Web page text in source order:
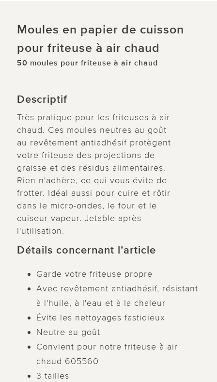
Moules en papier de cuisson
pour friteuse à air chaud
50 moules pour friteuse à air chaud
Descriptif
Très pratique pour les friteuses à air
chaud. Ces moules neutres au goût
au revêtement antiadhésif protègent
votre friteuse des projections de
graisse et des résidus alimentaires.
Rien n'adhère, ce qui vous évite de
frotter. Idéal aussi pour cuire et rôtir
dans le micro-ondes, le four et le
cuiseur vapeur. Jetable après
l'utilisation.
Détails concernant l’article
Garde votre friteuse propre
Avec revêtement antiadhésif, résistant
à l'huile, à l'eau et à la chaleur
Évite les nettoyages fastidieux
Neutre au goût
Convient pour notre friteuse à air
chaud 605560
3 tailles